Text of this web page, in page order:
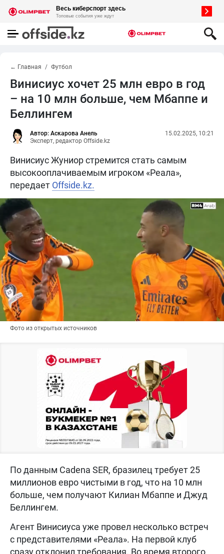
← Главная Футбол
Винисиус хочет 25 млн евро в год
– на 10 млн больше, чем Мбаппе и
Беллингем
Автор: Аскарова Анель
Эксперт, редактор Offside.kz
15.02.2025, 10:21
Винисиус Жуниор стремится стать самым
высокооплачиваемым игроком «Реала»,
передает Offside.kz.
Фото из открытых источников
По данным Cadena SER, бразилец требует 25
миллионов евро чистыми в год, что на 10 млн
больше, чем получают Килиан Мбаппе и Джуд
Беллингем.
Агент Винисиуса уже провел несколько встреч
с представителями «Реала». На первой клуб
сразу отклонил требования. Во время второго